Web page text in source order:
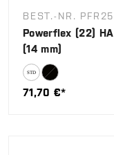
BEST.-NR.
Powerflex (22)
(14 mm)
71,70 €*